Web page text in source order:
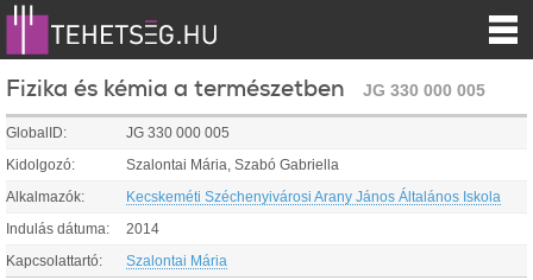
Fizika és kémia a természetben JG 330 000 005
GlobalID: JG 330 000 005
Kidolgozó: Szalontai Mária, Szabó Gabriella
Alkalmazók: Kecskeméti Széchenyivárosi Arany János Általános Iskola
Indulás dátuma: 2014
Kapcsolattartó: Szalontai Mária